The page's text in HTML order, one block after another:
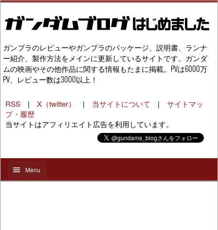
ガンプラのレビューやガンプラのパッケージ、説明書、ランナ
ー紹介、製作方法をメインに更新しているサイトです。ガンダ
ムの映画やその他作品に関する情報もたまに掲載。PVは6000万
PV、レビュー数は3000以上！
RSS | X（twitter） | 当サイトについて | サイトマッ
プ・履歴
当サイトはアフィリエイト広告を利用しています。
Menu